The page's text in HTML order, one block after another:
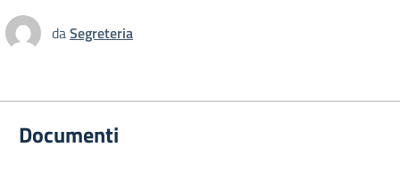
daSegreteria
Documenti